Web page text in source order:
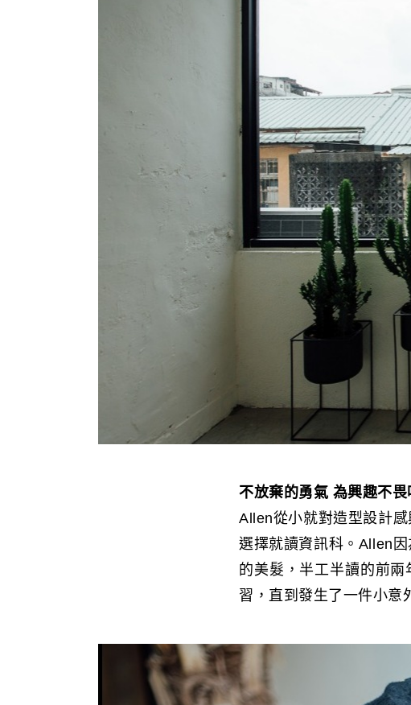
不放棄的勇氣 為興趣不畏
Allen從小就對造型設計
選擇就讀資訊科。Allen
的美髮，半工半讀的前
習，直到發生了一件小意